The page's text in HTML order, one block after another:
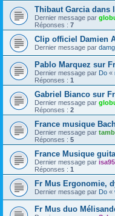
Thibaut Garcia dans
Dernier message par
Réponses : 7
Clip officiel Damien
Dernier message par
Pablo Marquez sur
Dernier message par Do «
Réponses : 1
Gabriel Bianco sur
Dernier message par
Réponses : 2
France musique
Dernier message par
Réponses : 5
France Musique
Dernier message par isa95
Réponses : 1
Fr Mus Ergonomie,
Dernier message par Do «
Fr Mus duo